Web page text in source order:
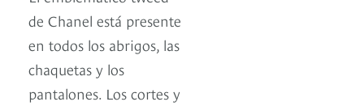
de Chanel está presente
en todos los abrigos, las
chaquetas y los
pantalones. Los cortes y